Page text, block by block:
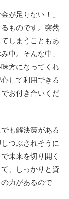
が足りない！」
ものです。突然
しまうこともあ
中。そんな中、
方になってくれ
して利用できる
お付き合いくだ
も解決策がある
つぶされそうに
未来を切り開く
、しっかりと資
力があるので